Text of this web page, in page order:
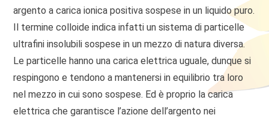
argento a carica ionica positiva sospese in un liquido puro.
Il termine colloide indica infatti un sistema di particelle
ultrafini insolubili sospese in un mezzo di natura diversa.
Le particelle hanno una carica elettrica uguale, dunque si
respingono e tendono a mantenersi in equilibrio tra loro
nel mezzo in cui sono sospese. Ed è proprio la carica
elettrica che garantisce l’azione dell’argento nei